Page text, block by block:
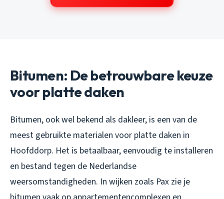
Bitumen: De betrouwbare keuze
voor platte daken
Bitumen, ook wel bekend als dakleer, is een van de
meest gebruikte materialen voor platte daken in
Hoofddorp. Het is betaalbaar, eenvoudig te installeren
en bestand tegen de Nederlandse
weersomstandigheden. In wijken zoals Pax zie je